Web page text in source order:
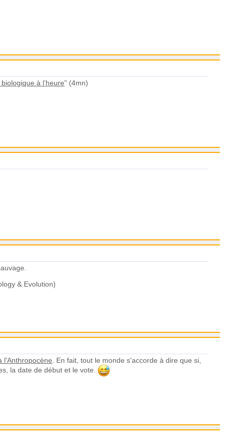
à l’heure" (4mn)
& Evolution)
l'Anthropocène . En fait, tout le monde s'accorde à dire que si,
la date de début et le vote.